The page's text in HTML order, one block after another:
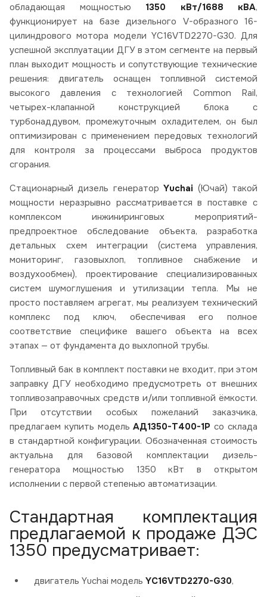
обладающая мощностью 1350 кВт/1688 кВА,
функционирует на базе дизельного V-образного 16-
цилиндрового мотора модели YC16VTD2270-G30. Для
успешной эксплуатации ДГУ в этом сегменте на первый
план выходит мощность и сопутствующие технические
решения: двигатель оснащен топливной системой
высокого давления с технологией Common Rail,
четырех-клапанной конструкцией блока с
турбонаддувом, промежуточным охладителем, он был
оптимизирован с применением передовых технологий
для контроля за процессами выброса продуктов
сгорания.
Стационарный дизель генераторYuchai (Ючай) такой
мощности неразрывно рассматривается в поставке с
комплексом инжиниринговых мероприятий-
предпроектное обследование объекта, разработка
детальных схем интеграции (система управления,
мониторинг, газовыхлоп, топливное снабжение и
воздухообмен), проектирование специализированных
систем шумоглушения и утилизации тепла. Мы не
просто поставляем агрегат, мы реализуем технический
комплекс под ключ, обеспечивая его полное
соответствие специфике вашего объекта на всех
этапах — от фундамента до выхлопной трубы.
Топливный бак в комплект поставки не входит, при этом
заправку ДГУ необходимо предусмотреть от внешних
топливозаправочных средств и/или топливной ёмкости.
При отсутствии особых пожеланий заказчика,
предлагаем купить модельАД1350-Т400-1Р со склада
в стандартной конфигурации. Обозначенная стоимость
актуальна для базовой комплектации дизель-
генератора мощностью 1350 кВт в открытом
исполнении с первой степенью автоматизации.
Стандартная комплектация
предлагаемой к продаже ДЭС
1350 предусматривает:
двигатель Yuchai модель YC16VTD2270-G30,